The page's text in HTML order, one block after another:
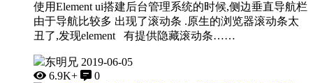
使用Element ui搭建后台管理系统的时候,侧边垂直导航栏
由于导航比较多 出现了滚动条 .原生的浏览器滚动条太
丑了,发现element 有提供隐藏滚动条……
东明兄 2019-06-05
6.9K+
0